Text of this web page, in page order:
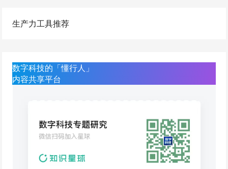
生产力工具推荐
数字科技的「懂行人」
内容共享平台